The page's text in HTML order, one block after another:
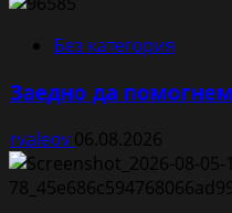
Без категория
Заедно да
rvaleov 06.08.2026